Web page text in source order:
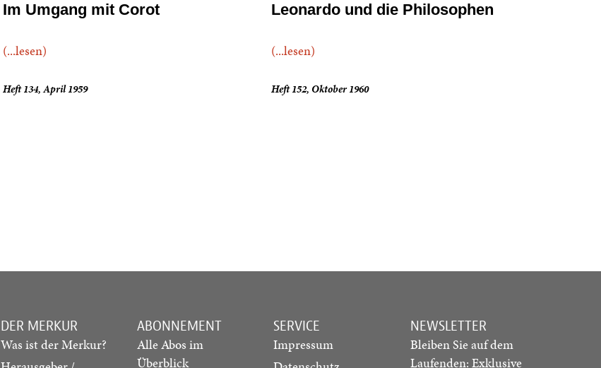
Im Umgang mit Corot
(...lesen)
Heft 134, April 1959
Leonardo und die Philosophen
(...lesen)
Heft 152, Oktober 1960
DER MERKUR
Was ist der Merkur?
ABONNEMENT
Alle Abos im
Überblick
SERVICE
Impressum
NEWSLETTER
Bleiben Sie auf dem
Laufenden: Exklusive